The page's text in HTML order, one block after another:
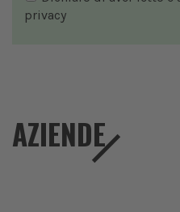
privacy
AZIENDE